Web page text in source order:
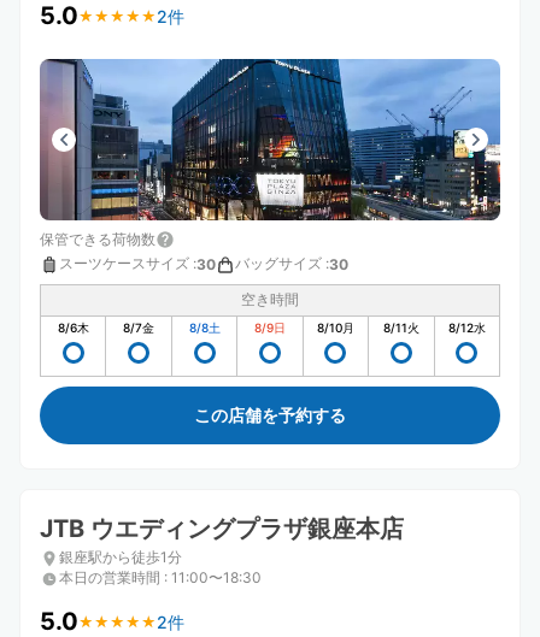
5.0★ ★ ★ ★ ★
★ ★ ★ ★ ★ 2件
保管できる荷物数
スーツケースサイズ :30 バッグサイズ :30
空き時間
8/6木 8/7金 8/8土 8/9日 8/10月 8/11火 8/12水
この店舗を予約する
JTB ウエディングプラザ銀座本店
銀座駅から徒歩1分
本日の営業時間 : 11:00〜18:30
5.0★ ★ ★ ★ ★
★ ★ ★ ★ ★ 2件